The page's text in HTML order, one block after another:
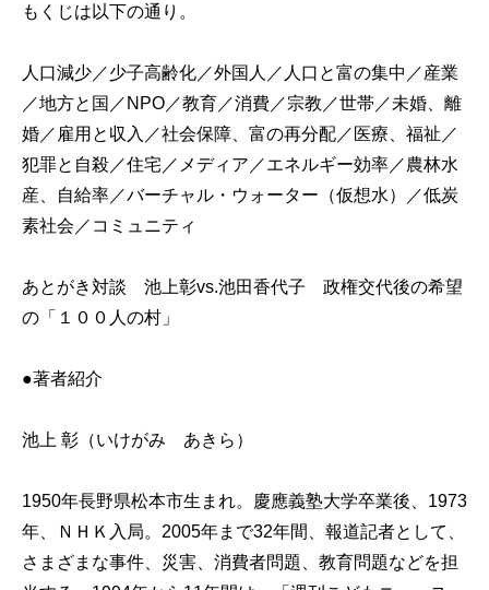
もくじは以下の通り。
人口減少／少子高齢化／外国人／人口と富の集中／産業
／地方と国／NPO／教育／消費／宗教／世帯／未婚、離
婚／雇用と収入／社会保障、富の再分配／医療、福祉／
犯罪と自殺／住宅／メディア／エネルギー効率／農林水
産、自給率／バーチャル・ウォーター（仮想水）／低炭
素社会／コミュニティ
あとがき対談 池上彰vs.池田香代子 政権交代後の希望
の「１００人の村」
●著者紹介
池上 彰（いけがみ あきら）
1950年長野県松本市生まれ。慶應義塾大学卒業後、1973
年、ＮＨＫ入局。2005年まで32年間、報道記者として、
さまざまな事件、災害、消費者問題、教育問題などを担